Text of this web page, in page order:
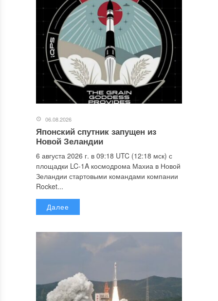
06.08.2026
Японский спутник запущен из
Новой Зеландии
6 августа 2026 г. в 09:18 UTC (12:18 мск) с
площадки LC-1A космодрома Махиа в Новой
Зеландии стартовыми командами компании
Rocket...
Далее